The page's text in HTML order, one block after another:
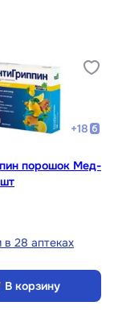
+18
порошок Мед-
в 28 аптеках
В корзину